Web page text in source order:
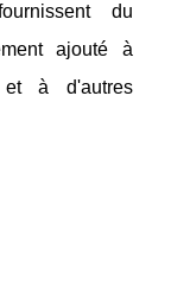
du
ajouté à
et à d'autres